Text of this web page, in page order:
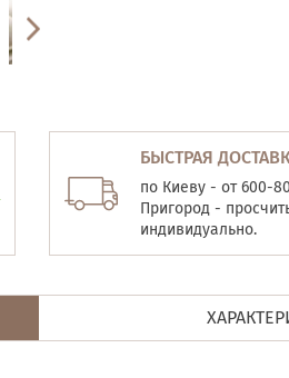
БЫСТРАЯ
по Киеву - от 600-
Пригород -
индивидуально.